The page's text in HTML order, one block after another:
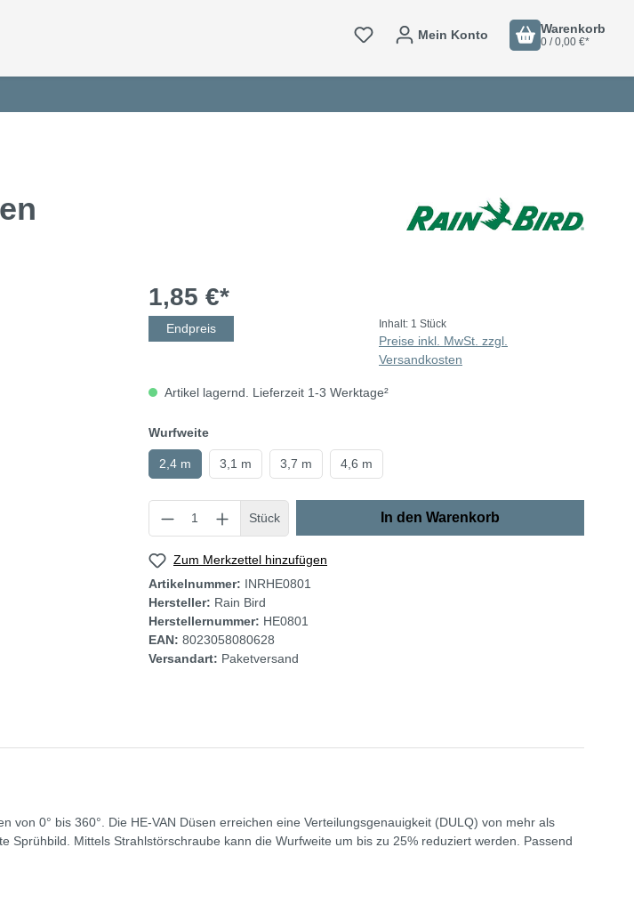
Mein Konto Warenkorb
0 / 0,00 €*
1,85 €*
Endpreis Inhalt: 1 Stück
Preise inkl. MwSt. zzgl.
Versandkosten
Artikel lagernd. Lieferzeit 1-3 Werktage²
Wurfweite
2,4 m 3,1 m 3,7 m 4,6 m
Stück In den Warenkorb
Zum Merkzettel hinzufügen
Artikelnummer: INRHE0801
Hersteller: Rain Bird
Herstellernummer: HE0801
EAN: 8023058080628
Versandart: Paketversand
0° bis 360°. Die HE-VAN Düsen erreichen eine Verteilungsgenauigkeit (DULQ) von mehr als
Mittels Strahlstörschraube kann die Wurfweite um bis zu 25% reduziert werden. Passend